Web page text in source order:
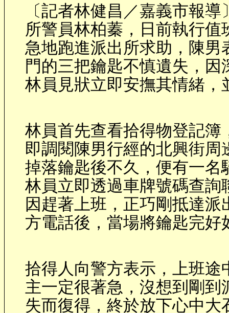
〔記者林健昌／嘉義市報
所警員林柏蓁，日前執行值
急地跑進派出所求助，陳
門的三把鑰匙不慎遺失，
林員見狀立即安撫其情緒
林員首先查看拾得物登記
即調閱陳男行經的北興街
掉落鑰匙後不久，便有一
林員立即透過車牌號碼查
因趕著上班，正巧剛抵達
方電話後，當場將鑰匙完好
拾得人向警方表示，上班
主一定很著急，沒想到剛
失而復得，終於放下心中